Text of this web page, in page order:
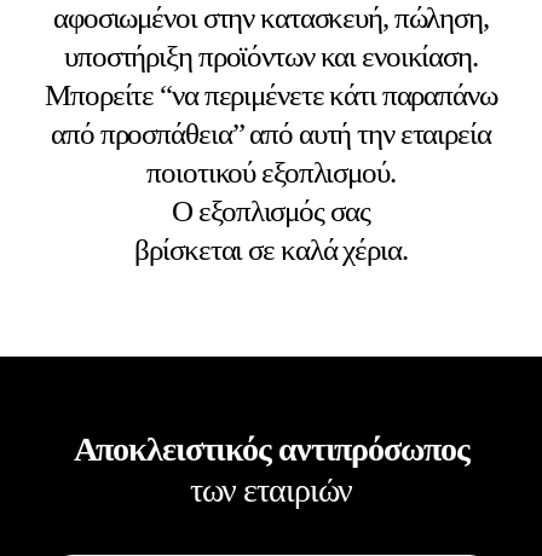
αφοσιωμένοι στην κατασκευή, πώληση,
υποστήριξη προϊόντων και ενοικίαση.
Μπορείτε “να περιμένετε κάτι παραπάνω
από προσπάθεια” από αυτή την εταιρεία
ποιοτικού εξοπλισμού.
O εξοπλισμός σας
βρίσκεται σε καλά χέρια.
Αποκλειστικός αντιπρόσωπος
των εταιριών